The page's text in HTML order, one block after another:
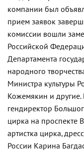
компании был
прием заявок
комиссии вошли
Российской
Департамента
народного
Министра культуры
Кожемякин и другие.
гендиректор
цирка на проспекте
артистка цирка,
России Карина